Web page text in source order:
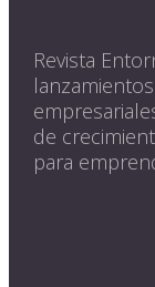
Revista
de
para